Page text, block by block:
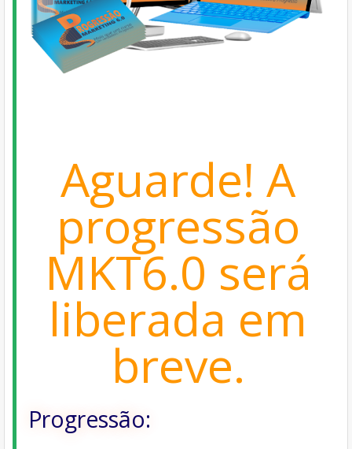
Aguarde! A
progressão
MKT6.0 será
liberada em
breve.
Progressão: